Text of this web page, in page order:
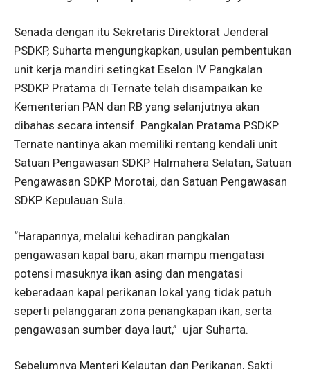
Senada dengan itu Sekretaris Direktorat Jenderal
PSDKP, Suharta mengungkapkan, usulan pembentukan
unit kerja mandiri setingkat Eselon IV Pangkalan
PSDKP Pratama di Ternate telah disampaikan ke
Kementerian PAN dan RB yang selanjutnya akan
dibahas secara intensif. Pangkalan Pratama PSDKP
Ternate nantinya akan memiliki rentang kendali unit
Satuan Pengawasan SDKP Halmahera Selatan, Satuan
Pengawasan SDKP Morotai, dan Satuan Pengawasan
SDKP Kepulauan Sula.
“Harapannya, melalui kehadiran pangkalan
pengawasan kapal baru, akan mampu mengatasi
potensi masuknya ikan asing dan mengatasi
keberadaan kapal perikanan lokal yang tidak patuh
seperti pelanggaran zona penangkapan ikan, serta
pengawasan sumber daya laut,” ujar Suharta.
Sebelumnya Menteri Kelautan dan Perikanan, Sakti